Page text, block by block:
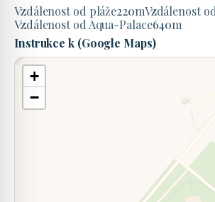
Vzdálenost od pláže220mVzdálenost
Vzdálenost od Aqua-Palace640m
Instrukce k (Google Maps)
+
−